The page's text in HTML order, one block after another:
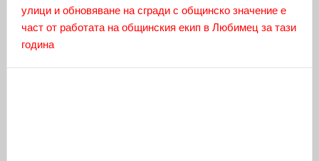
улици и обновяване на сгради с общинско значение е
част от работата на общинския екип в Любимец за тази
година